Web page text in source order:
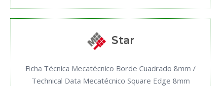
Star
Ficha Técnica Mecatécnico Borde Cuadrado 8mm /
Technical Data Mecatécnico Square Edge 8mm